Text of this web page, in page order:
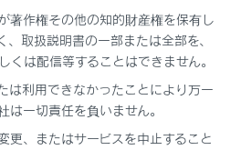
システムの作動状況
著作権その他の知的財産権を保有し
、取扱説明書の一部または全部を、
くは配信等することはできません。
は利用できなかったことにより万一
は一切責任を負いません。
更、またはサービスを中止すること